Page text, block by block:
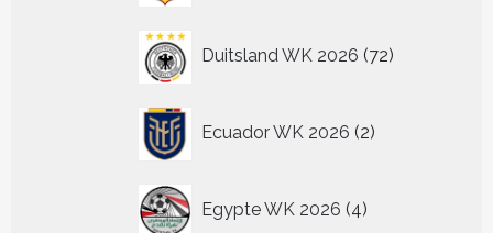
Duitsland WK 2026 72
producten
Ecuador WK 2026 2
producten
Egypte WK 2026 4
producten